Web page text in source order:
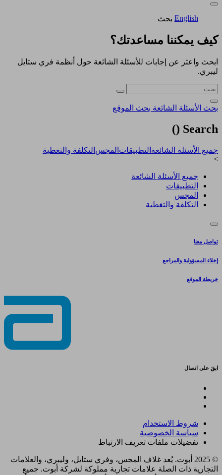
English بحث
كيف يمكننا مساعدتك؟
ابحث واعثر عن إجابات للأسئلة الشائعة حول أنظمة فري ستايل
ليبري.
بحث الأسئلة الشائعة بحث الموقع
Search (
)
جميع الأسئلة الشائعة التطبيقات المجس التكلفة والتغطية
>
جميع الأسئلة الشائعة
التطبيقات
المجس
التكلفة والتغطية
تواصل معنا
إخلاء المسؤولية والمراجع
خريطة الموقع
ابقَ على اتصال
شروط الاستخدام
سياسة الخصوصية
تفضيلات ملفات تعريف الارتباط
© 2025 أبوت. يُعد غلاف المجس، وفري ستايل، وليبري، والعلامات
التجارية ذات الصلة علامات تجارية مملوكة لشركة أبوت. جميع